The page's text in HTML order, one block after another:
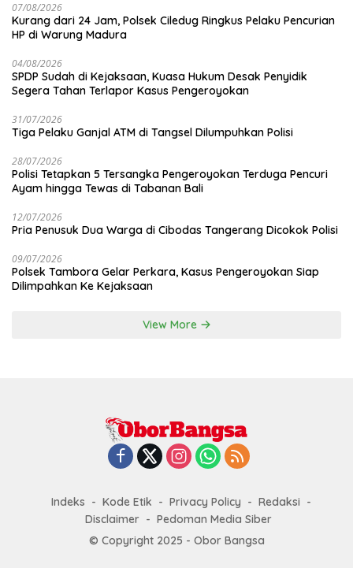
07/08/2026
Kurang dari 24 Jam, Polsek Ciledug Ringkus Pelaku Pencurian
HP di Warung Madura
04/08/2026
SPDP Sudah di Kejaksaan, Kuasa Hukum Desak Penyidik
Segera Tahan Terlapor Kasus Pengeroyokan
31/07/2026
Tiga Pelaku Ganjal ATM di Tangsel Dilumpuhkan Polisi
28/07/2026
Polisi Tetapkan 5 Tersangka Pengeroyokan Terduga Pencuri
Ayam hingga Tewas di Tabanan Bali
12/07/2026
Pria Penusuk Dua Warga di Cibodas Tangerang Dicokok Polisi
09/07/2026
Polsek Tambora Gelar Perkara, Kasus Pengeroyokan Siap
Dilimpahkan Ke Kejaksaan
View More
Indeks Kode Etik Privacy Policy
Redaksi
Disclaimer
Pedoman Media Siber
© Copyright 2025 - Obor Bangsa